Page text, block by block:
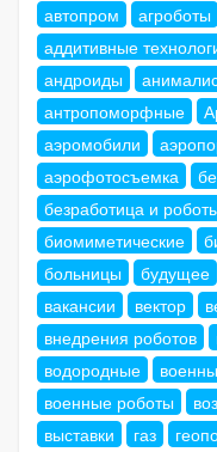
автопром
агроботы
аддитивные
андроиды
антропоморфные
аэромобили
аэрофотосъемка
безработица и
биомиметические
больницы
будущее
вакансии
вектор
внедрения роботов
водородные
военные роботы
выставки
газ